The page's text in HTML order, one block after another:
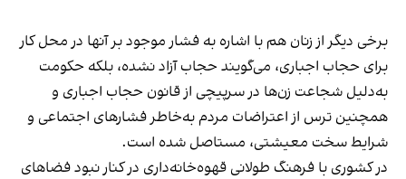
برخی دیگر از زنان هم با اشاره به فشار موجود بر آنها در محل کار
برای حجاب اجباری، می‌گویند حجاب آزاد نشده، بلکه حکومت
به‌دلیل شجاعت زن‌ها در سرپیچی از قانون حجاب اجباری و
همچنین ترس از اعتراضات مردم به‌خاطر فشارهای اجتماعی و
شرایط سخت معیشتی، مستاصل شده است.
در کشوری با فرهنگ طولانی قهوه‌‌خانه‌داری در کنار نبود فضاهای